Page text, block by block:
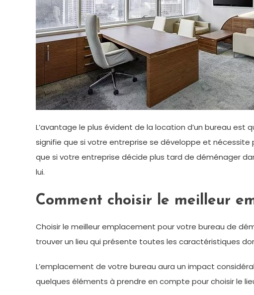
L’avantage le plus évident de la location d’un bureau est
signifie que si votre entreprise se développe et nécessite
que si votre entreprise décide plus tard de déménager
lui.
Comment choisir le meilleur
Choisir le meilleur emplacement pour votre bureau de
trouver un lieu qui présente toutes les caractéristiques
L’emplacement de votre bureau aura un impact
quelques éléments à prendre en compte pour choisir le